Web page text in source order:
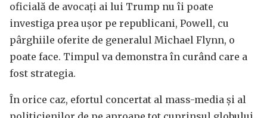
oficială de avocați ai lui Trump nu îi poate
investiga prea ușor pe republicani, Powell, cu
pârghiile oferite de generalul Michael Flynn, o
poate face. Timpul va demonstra în curând care a
fost strategia.
În orice caz, efortul concertat al mass-media și al